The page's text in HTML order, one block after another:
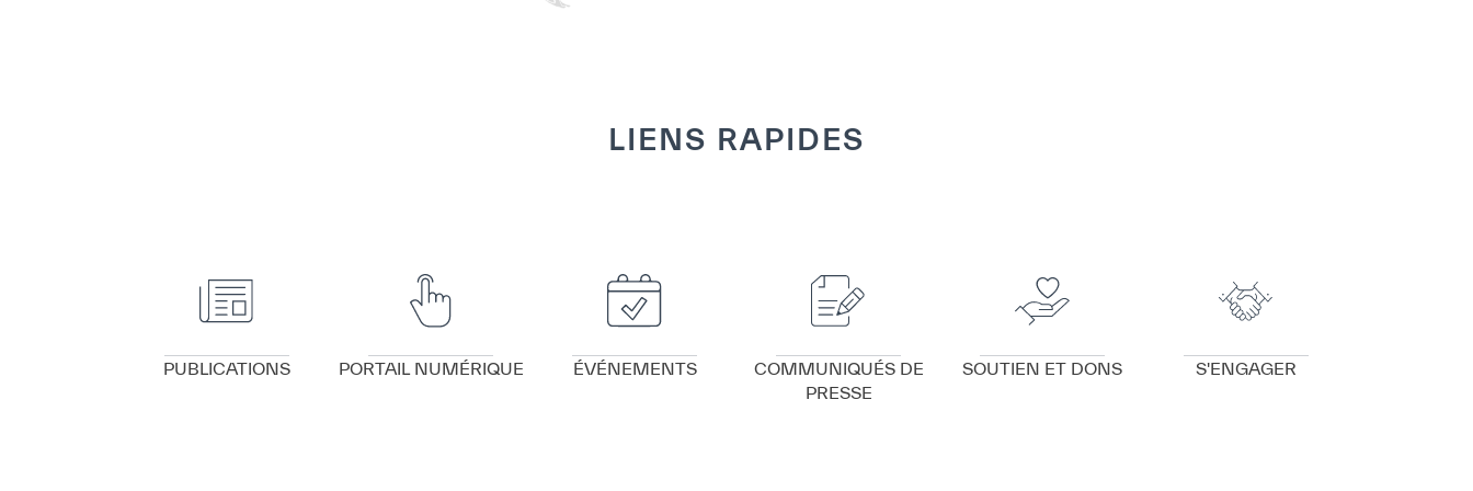
LIENS RAPIDES
PUBLICATIONS PORTAIL NUMÉRIQUE ÉVÉNEMENTS
COMMUNIQUÉS DE
PRESSE
SOUTIEN ET DONS S'ENGAGER